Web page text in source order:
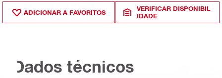
ADICIONAR A FAVORITOS
VERIFICAR DISPONIBIL
IDADE
Dados técnicos